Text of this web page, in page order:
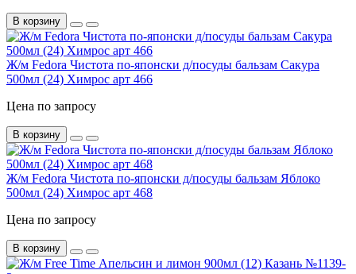
В корзину
Ж/м Fedora Чистота по-японски д/посуды бальзам Сакура
500мл (24) Химрос арт 466
Цена по запросу
В корзину
Ж/м Fedora Чистота по-японски д/посуды бальзам Яблоко
500мл (24) Химрос арт 468
Цена по запросу
В корзину